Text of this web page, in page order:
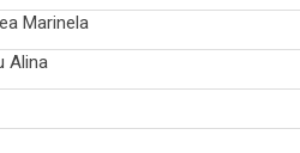
Marinela
Alina